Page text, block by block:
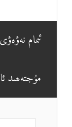
ئىمام
مۇجتەھىد